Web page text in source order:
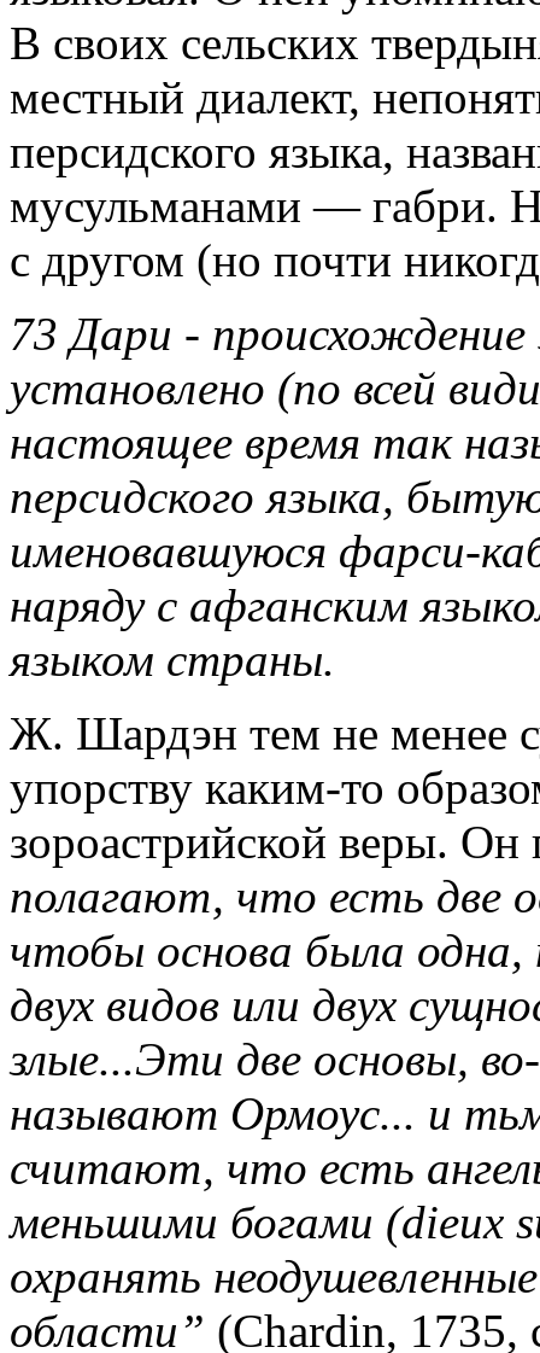
В своих сельских
местный диалект,
персидского языка,
мусульманами — габри.
с другом (но почти
73 Дари -
установлено (по всей
настоящее время так
персидского языка,
именовавшуюся фарси-
наряду с афганским
языком страны.
Ж. Шардэн тем не менее
упорству каким-то
зороастрийской веры.
полагают, что есть две
чтобы основа была
двух видов или двух
злые...Эти две основы,
называют Ормоус... и
считают, что есть
меньшими богами (dieux
охранять
области” (Chardin,